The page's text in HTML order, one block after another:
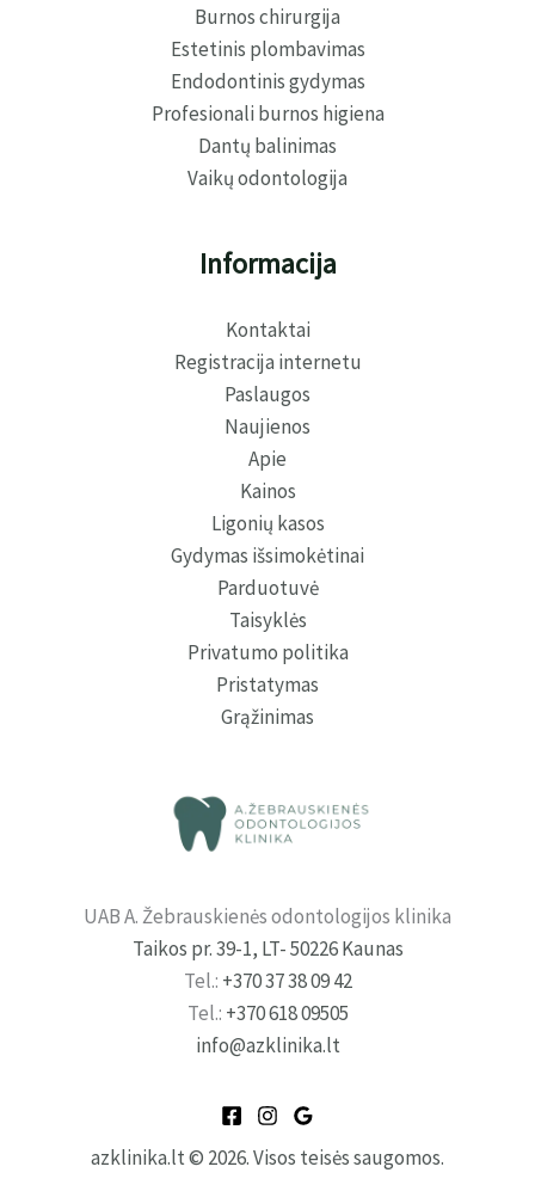
Burnos chirurgija
Estetinis plombavimas
Endodontinis gydymas
Profesionali burnos higiena
Dantų balinimas
Vaikų odontologija
Informacija
Kontaktai
Registracija internetu
Paslaugos
Naujienos
Apie
Kainos
Ligonių kasos
Gydymas išsimokėtinai
Parduotuvė
Taisyklės
Privatumo politika
Pristatymas
Grąžinimas
UAB A. Žebrauskienės odontologijos klinika
Taikos pr. 39-1, LT- 50226 Kaunas
Tel.: +370 37 38 09 42
Tel.: +370 618 09505
info@azklinika.lt
azklinika.lt© 2026. Visos teisės saugomos.